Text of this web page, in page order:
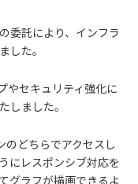
委託により、インフラ
した。
やセキュリティ強化に
しました。
のどちらでアクセスし
にレスポンシブ対応を
グラフが描画できるよ